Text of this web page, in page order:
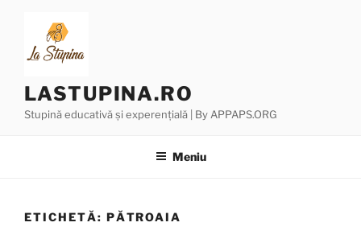
conținut
LASTUPINA.RO
Stupină educativă și experențială | By APPAPS.ORG
Meniu
ETICHETĂ: PĂTROAIA